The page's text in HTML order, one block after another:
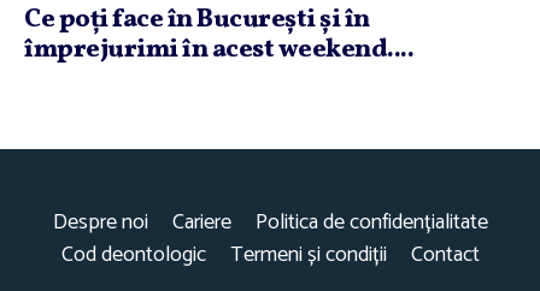
Ce poţi face în Bucureşti şi în
împrejurimi în acest weekend....
Despre noi Cariere
Politica de confidențialitate
Cod deontologic
Termeni și condiții Contact